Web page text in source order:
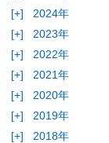
[+]
2024年
[+]
2023年
[+]
2022年
[+]
2021年
[+]
2020年
[+]
2019年
[+]
2018年